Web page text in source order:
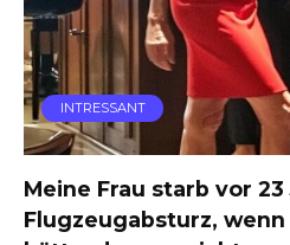
INTRESSANT
Meine Frau starb vor
Flugzeugabsturz,